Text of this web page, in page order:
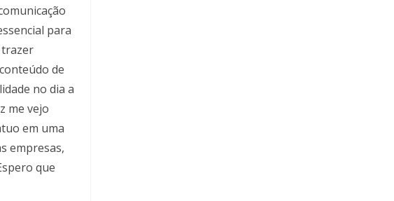
para
trazer
de
no dia a
me vejo
em uma
empresas,
que